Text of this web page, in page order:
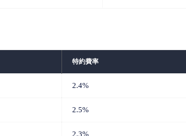
特約費率
2.4%
2.5%
2.3%